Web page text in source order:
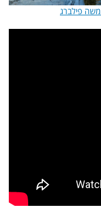
משה פילברג